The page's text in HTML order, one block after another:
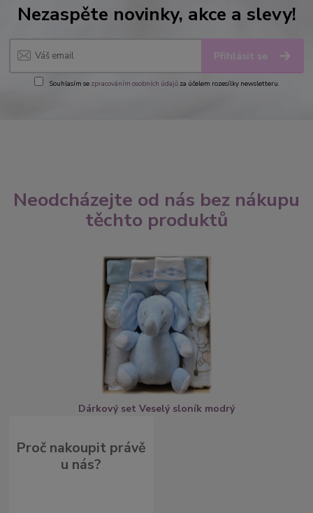
Nezaspěte novinky, akce a slevy!
Přihlásit se
Souhlasím se zpracováním osobních údajůza účelem rozesílky newsletteru.
Neodcházejte od nás bez nákupu
těchto produktů
Dárkový set Veselý sloník modrý
Proč nakoupit právě
u nás?